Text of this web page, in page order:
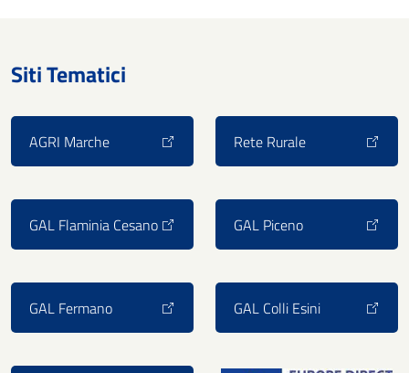
Siti Tematici
AGRI Marche Rete Rurale
GAL Flaminia Cesano GAL Piceno
GAL Fermano GAL Colli Esini